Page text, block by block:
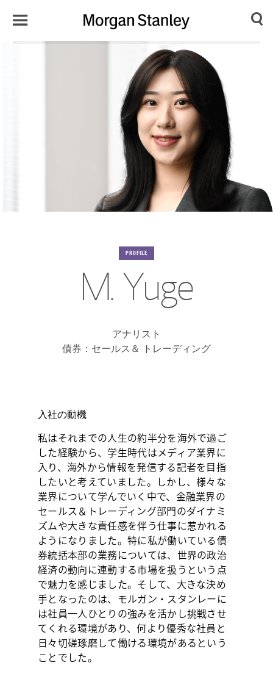
Morgan
Stanley
Japan
PROFILE
M. Yuge
アナリスト
債券：セールス＆
トレーディング
入社の動機
私はそれまでの人生の約半分を海外で過ご
した経験から、学生時代はメディア業界に
入り、海外から情報を発信する記者を目指
したいと考えていました。しかし、様々な
業界について学んでいく中で、金融業界の
セールス＆トレーディング部門のダイナミ
ズムや大きな責任感を伴う仕事に惹かれる
ようになりました。特に私が働いている債
券統括本部の業務については、世界の政治
経済の動向に連動する市場を扱うという点
で魅力を感じました。そして、大きな決め
手となったのは、モルガン・スタンレーに
は社員一人ひとりの強みを活かし挑戦させ
てくれる環境があり、何より優秀な社員と
日々切磋琢磨して働ける環境があるという
ことでした。